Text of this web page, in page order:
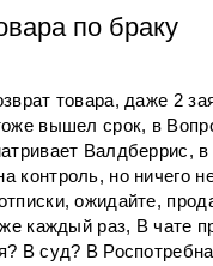
по браку
товара, даже 2
вышел срок, в
Валдберрис,
контроль, но ничего
ожидайте,
каждый раз, В чате
В суд? В